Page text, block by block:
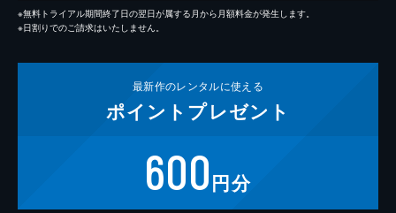
※無料トライアル期間終了日の翌日が属する月から月額料金が発生します。
※日割りでのご請求はいたしません。
最新作のレンタルに使える
ポイント プレゼント
600円分